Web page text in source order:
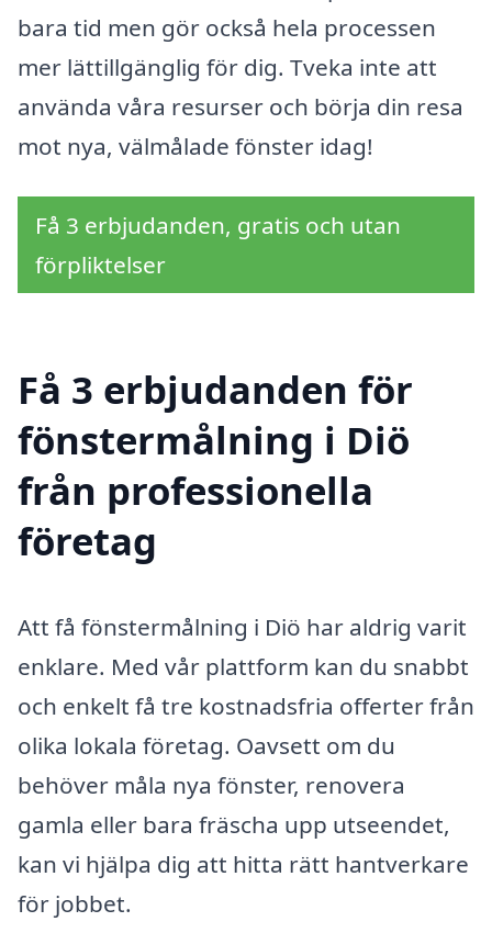
bara tid men gör också hela processen
mer lättillgänglig för dig. Tveka inte att
använda våra resurser och börja din resa
mot nya, välmålade fönster idag!
Få 3 erbjudanden, gratis och utan
förpliktelser
Få 3 erbjudanden för
fönstermålning i Diö
från professionella
företag
Att få fönstermålning i Diö har aldrig varit
enklare. Med vår plattform kan du snabbt
och enkelt få tre kostnadsfria offerter från
olika lokala företag. Oavsett om du
behöver måla nya fönster, renovera
gamla eller bara fräscha upp utseendet,
kan vi hjälpa dig att hitta rätt hantverkare
för jobbet.